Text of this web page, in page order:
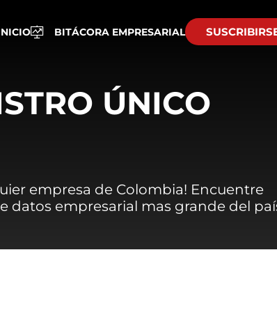
BITÁCORA EMPRESARIAL
ÚNICO
empresa de Colombia! Encuentre
datos empresarial mas grande del